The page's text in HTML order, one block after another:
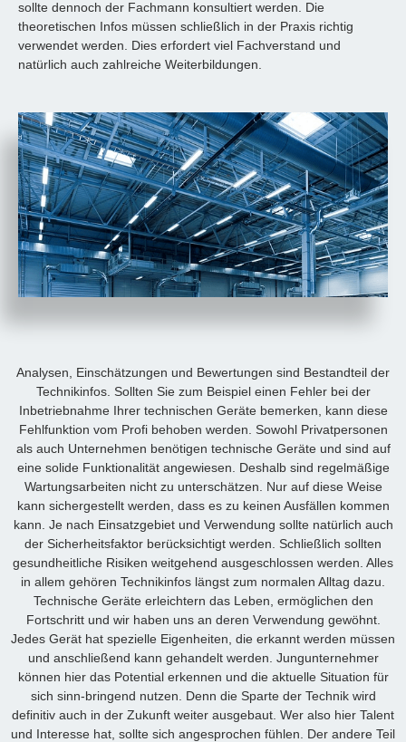
sollte dennoch der Fachmann konsultiert werden. Die
theoretischen Infos müssen schließlich in der Praxis richtig
verwendet werden. Dies erfordert viel Fachverstand und
natürlich auch zahlreiche Weiterbildungen.
Analysen, Einschätzungen und Bewertungen sind Bestandteil der
Technikinfos. Sollten Sie zum Beispiel einen Fehler bei der
Inbetriebnahme Ihrer technischen Geräte bemerken, kann diese
Fehlfunktion vom Profi behoben werden. Sowohl Privatpersonen
als auch Unternehmen benötigen technische Geräte und sind auf
eine solide Funktionalität angewiesen. Deshalb sind regelmäßige
Wartungsarbeiten nicht zu unterschätzen. Nur auf diese Weise
kann sichergestellt werden, dass es zu keinen Ausfällen kommen
kann. Je nach Einsatzgebiet und Verwendung sollte natürlich auch
der Sicherheitsfaktor berücksichtigt werden. Schließlich sollten
gesundheitliche Risiken weitgehend ausgeschlossen werden. Alles
in allem gehören Technikinfos längst zum normalen Alltag dazu.
Technische Geräte erleichtern das Leben, ermöglichen den
Fortschritt und wir haben uns an deren Verwendung gewöhnt.
Jedes Gerät hat spezielle Eigenheiten, die erkannt werden müssen
und anschließend kann gehandelt werden. Jungunternehmer
können hier das Potential erkennen und die aktuelle Situation für
sich sinn-bringend nutzen. Denn die Sparte der Technik wird
definitiv auch in der Zukunft weiter ausgebaut. Wer also hier Talent
und Interesse hat, sollte sich angesprochen fühlen. Der andere Teil